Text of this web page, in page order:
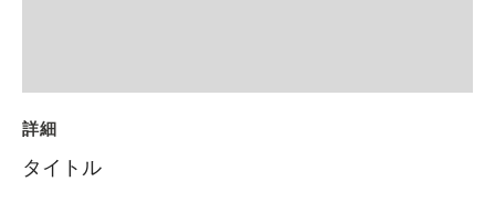
詳細
タイトル